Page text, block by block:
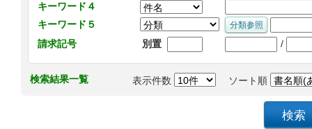
キーワード４
キーワード５
請求記号
別置 /
検索結果一覧 表示件数 ソート順